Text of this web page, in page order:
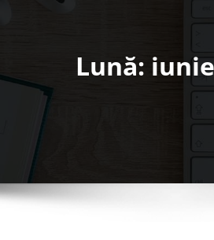
Lună: